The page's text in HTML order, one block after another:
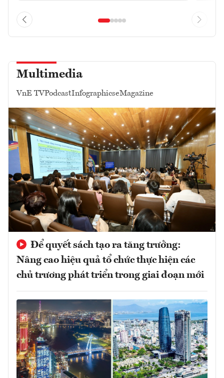
Multimedia
VnE TVPodcastInfographicseMagazine
Để quyết sách tạo ra tăng trưởng:
Nâng cao hiệu quả tổ chức thực hiện các
chủ trương phát triển trong giai đoạn mới